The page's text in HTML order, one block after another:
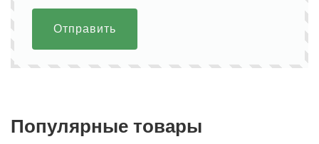
Отправить
Популярные товары